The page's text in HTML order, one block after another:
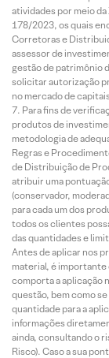
atividades por meio da
178/2023, os quais
Corretoras e
assessor de
gestão de patrimônio
solicitar autorização
no mercado de
Para fins de
produtos de
metodologia de
Regras e
de Distribuição de
atribuir uma
(conservador,
para cada um dos
todos os clientes
das quantidades e
Antes de aplicar nos
material, é importante
comporta a aplicação
questão, bem como
quantidade para a
informações
ainda, consultando o
Risco). Caso a sua